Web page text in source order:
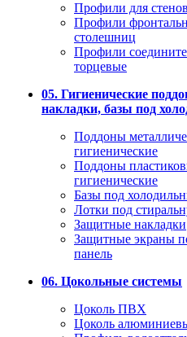
Профили для
Профили
столешниц
Профили
торцевые
05. Гигиенические
накладки, базы под
Поддоны
гигиенические
Поддоны
гигиенические
Базы под
Лотки под
Защитные накладки
Защитные экраны
панель
06. Цокольные системы
Цоколь ПВХ
Цоколь